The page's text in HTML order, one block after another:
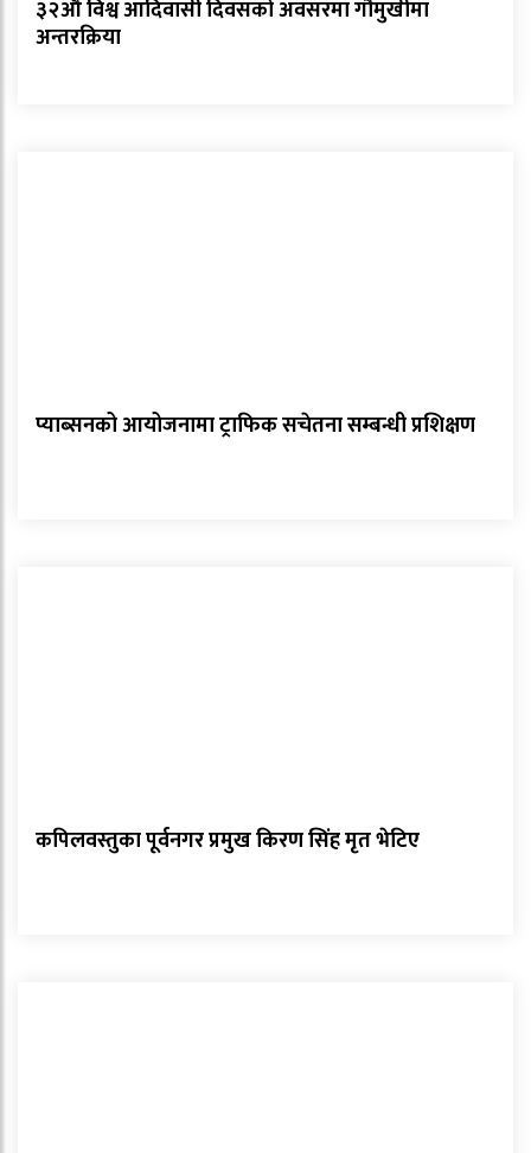
३२औँ विश्व आदिवासी दिवसको अवसरमा गौमुखीमा
अन्तरक्रिया
प्याब्सनको आयोजनामा ट्राफिक सचेतना सम्बन्धी प्रशिक्षण
कपिलवस्तुका पूर्वनगर प्रमुख किरण सिंह मृत भेटिए